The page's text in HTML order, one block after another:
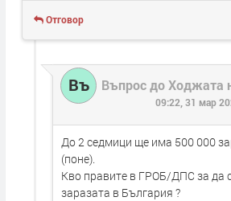
Отговор
Въ Въпрос до Ходжата
09:22, 31 мар
До 2 седмици ще има 500 000
(поне).
Кво правите в ГРОБ/ДПС за да
заразата в България ?